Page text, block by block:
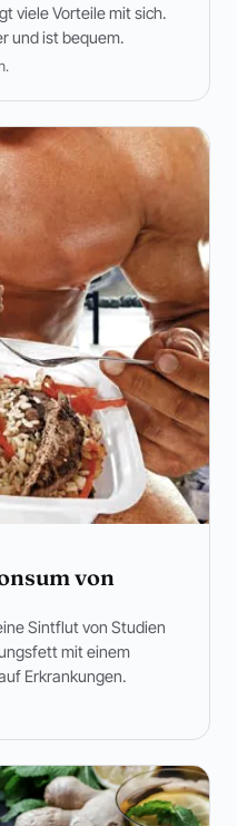
viele Vorteile mit sich.
und ist bequem.
von
Sintflut von Studien
mit einem
Erkrankungen.